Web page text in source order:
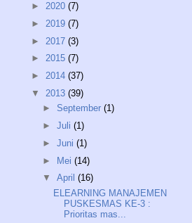
► 2020 (7)
► 2019 (7)
► 2017 (3)
► 2015 (7)
► 2014 (37)
▼ 2013 (39)
► September (1)
► Juli (1)
► Juni (1)
► Mei (14)
▼ April (16)
ELEARNING MANAJEMEN
PUSKESMAS KE-3 :
Prioritas mas...